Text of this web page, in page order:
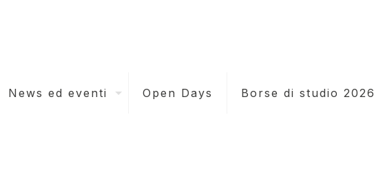
News ed eventi Open Days Borse di studio 2026